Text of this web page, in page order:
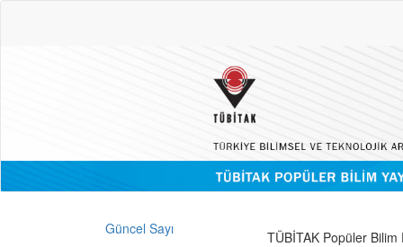
Güncel Sayı
TÜBİTAK Popüler